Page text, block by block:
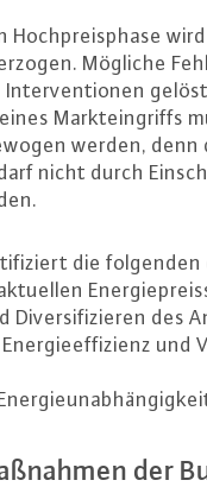
Hoch­preis­pha­se
Mögliche
Markt­ein­griffs
werden,
nicht durch
die
Di­ver­si­fi­zie­ren des
und
der